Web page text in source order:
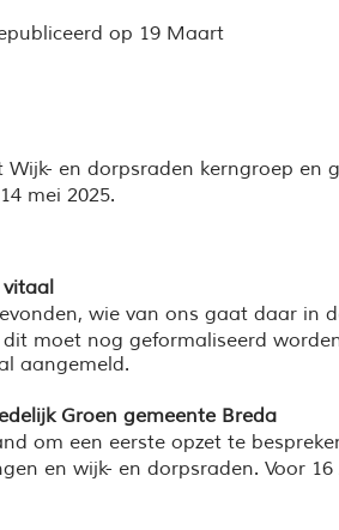
op 19 Maart
en dorpsraden kerngroep
mei 2025.
wie van ons gaat daar in
moet nog geformaliseerd
aangemeld.
Groen gemeente Breda
om een eerste opzet te
en wijk- en dorpsraden. Voor